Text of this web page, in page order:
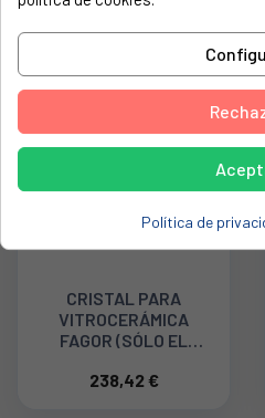
CRISTAL) 5610924119
158,40 €
CRISTAL PARA
VITROCERÁMICA
FAGOR (SÓLO EL
238,42 €
Política de